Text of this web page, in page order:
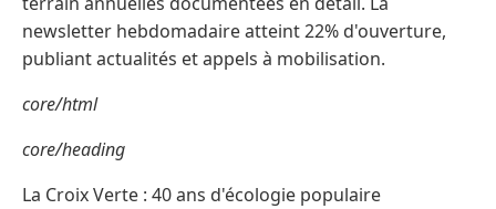
newsletter hebdomadaire atteint 22% d'ouverture,
publiant actualités et appels à mobilisation.
core/html
core/heading
La Croix Verte : 40 ans d'écologie populaire